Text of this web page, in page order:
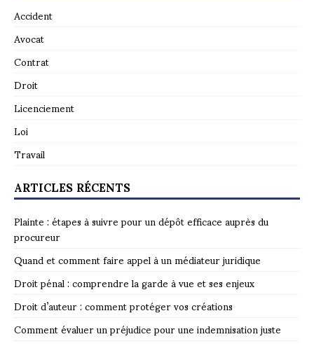
Accident
Avocat
Contrat
Droit
Licenciement
Loi
Travail
ARTICLES RÉCENTS
Plainte : étapes à suivre pour un dépôt efficace auprès du
procureur
Quand et comment faire appel à un médiateur juridique
Droit pénal : comprendre la garde à vue et ses enjeux
Droit d’auteur : comment protéger vos créations
Comment évaluer un préjudice pour une indemnisation juste